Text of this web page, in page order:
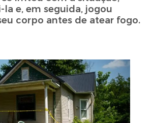
la e, em seguida, jogou
corpo antes de atear fogo.